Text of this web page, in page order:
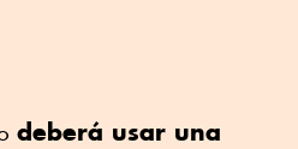
deberá usar una